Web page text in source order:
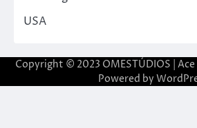
USA
Copyright © 2023 OMESTÚDIOS | Ace
Powered by